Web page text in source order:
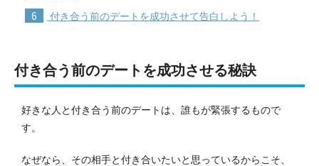
6 付き合う前のデートを成功させて告白しよう！
付き合う前のデートを成功させる秘訣
好きな人と付き合う前のデートは、誰もが緊張するもので
す。
なぜなら、その相手と付き合いたいと思っているからこそ、